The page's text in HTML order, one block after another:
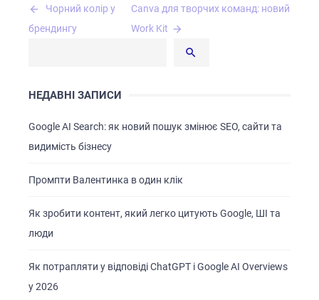
Навігація
записів
Чорний колір у
брендингу
Canva для творчих команд: новий
Work Kit
НЕДАВНІ ЗАПИСИ
Google AI Search: як новий пошук змінює SEO, сайти та
видимість бізнесу
Промпти Валентинка в один клік
Як зробити контент, який легко цитують Google, ШІ та
люди
Як потрапляти у відповіді ChatGPT і Google AI Overviews
у 2026